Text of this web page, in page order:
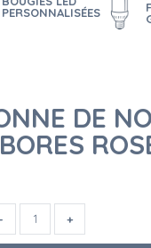
PERSONNALISÉES
DE